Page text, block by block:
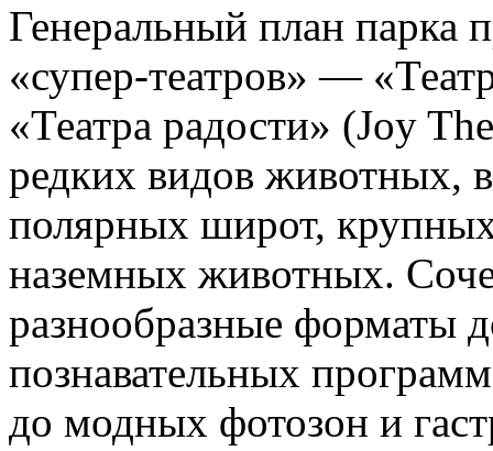
Генеральный план парка
«супер-театров» —
«Театра радости» (Joy
редких видов животных,
полярных широт,
наземных животных.
разнообразные форматы
познавательных
до модных фотозон и